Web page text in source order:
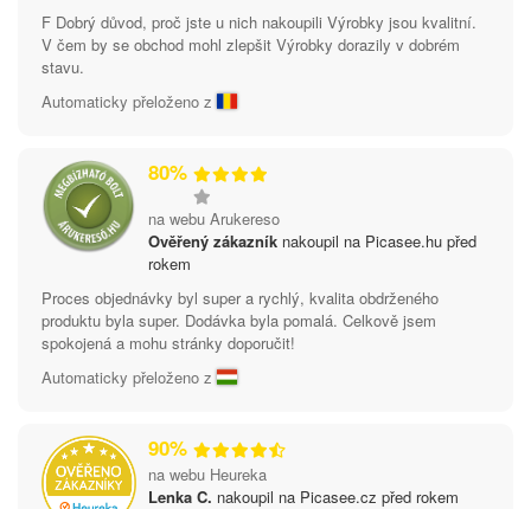
F Dobrý důvod, proč jste u nich nakoupili Výrobky jsou kvalitní.
V čem by se obchod mohl zlepšit Výrobky dorazily v dobrém
stavu.
Automaticky přeloženo z
80%
na webu Arukereso
Ověřený zákazník nakoupil na Picasee.hu před
rokem
Proces objednávky byl super a rychlý, kvalita obdrženého
produktu byla super. Dodávka byla pomalá. Celkově jsem
spokojená a mohu stránky doporučit!
Automaticky přeloženo z
90%
na webu Heureka
Lenka C. nakoupil na Picasee.cz před rokem